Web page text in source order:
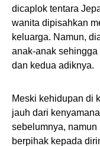
dicaplok tentara
wanita dipisahkan
keluarga. Namun,
anak-anak
dan kedua adiknya.
Meski kehidupan di
jauh dari
sebelumnya,
berpihak kepada